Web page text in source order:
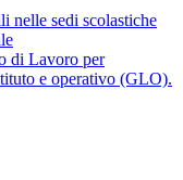
nelle sedi scolastiche
di Lavoro per
e operativo (GLO).